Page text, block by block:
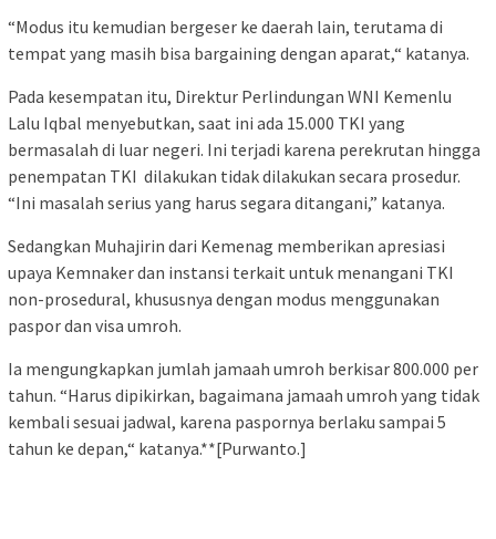
“Modus itu kemudian bergeser ke daerah lain, terutama di
tempat yang masih bisa bargaining dengan aparat,“ katanya.
Pada kesempatan itu, Direktur Perlindungan WNI Kemenlu
Lalu Iqbal menyebutkan, saat ini ada 15.000 TKI yang
bermasalah di luar negeri. Ini terjadi karena perekrutan hingga
penempatan TKI dilakukan tidak dilakukan secara prosedur.
“Ini masalah serius yang harus segara ditangani,” katanya.
Sedangkan Muhajirin dari Kemenag memberikan apresiasi
upaya Kemnaker dan instansi terkait untuk menangani TKI
non-prosedural, khususnya dengan modus menggunakan
paspor dan visa umroh.
Ia mengungkapkan jumlah jamaah umroh berkisar 800.000 per
tahun. “Harus dipikirkan, bagaimana jamaah umroh yang tidak
kembali sesuai jadwal, karena paspornya berlaku sampai 5
tahun ke depan,“ katanya.**[Purwanto.]